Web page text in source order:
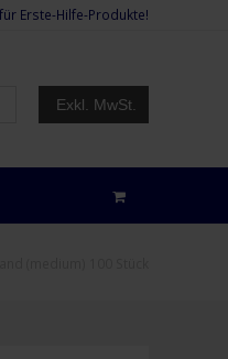
Erste-Hilfe-Produkte!
Exkl. MwSt.